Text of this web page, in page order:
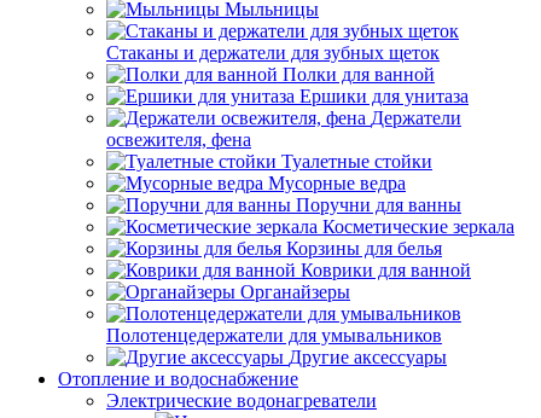
Мыльницы
Стаканы и держатели для зубных щеток
Полки для ванной
Ершики для унитаза
Держатели
освежителя, фена
Туалетные стойки
Мусорные ведра
Поручни для ванны
Косметические зеркала
Корзины для белья
Коврики для ванной
Органайзеры
Полотенцедержатели для умывальников
Другие аксессуары
Отопление и водоснабжение
Электрические водонагреватели